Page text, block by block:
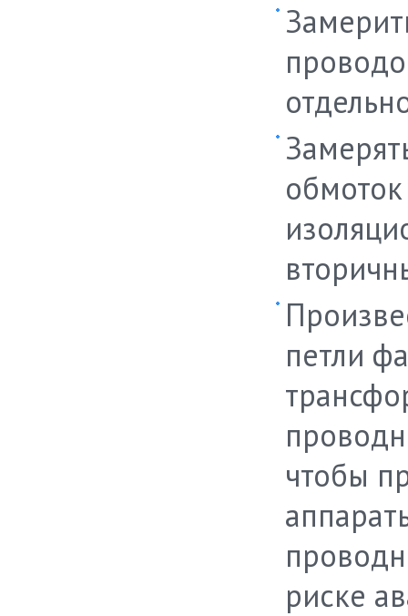
петли
чтобы
риске